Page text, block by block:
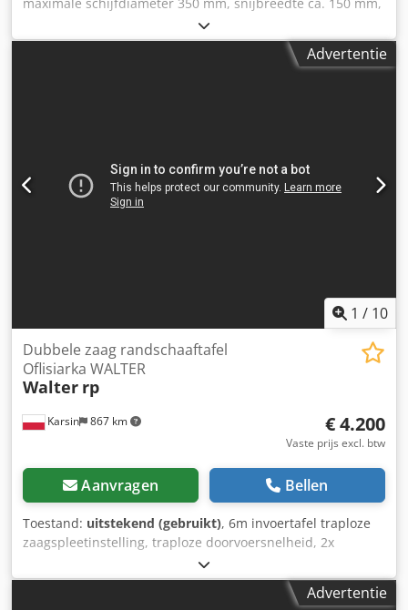
mogelijkheid om met één aggregaat te snijden,
verstelmogelijkheid van de snijhoek van -45 tot +45 graden
Advertentie
1 / 10
Karsin 867 km
Dubbele zaag randschaaftafel
Oflisiarka WALTER
Walter rp
€ 4.200
Vaste prijs excl. btw
Aanvragen Bellen
Toestand: uitstekend (gebruikt), 6m invoertafel traploze
zaagspleetinstelling, traploze doorvoersnelheid, 2x
motoren (lange uitvoering) van elk 3,5 kW. maximale
elementbreedte: 700 mm maximale zaagbreedte: 460 mm
maximale zaaghoogte: 140 mm Djdpexz Umxsfx Anyjck
Advertentie